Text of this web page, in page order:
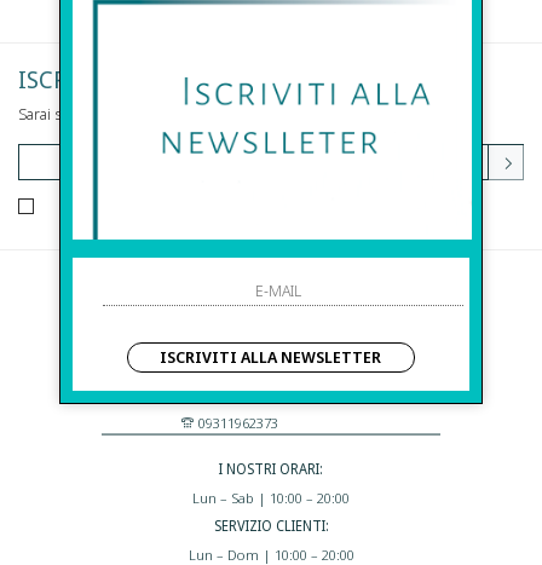
ISCRIVITI ALLA NEWSLETTER
Sarai sempre aggiornato su offerte e promozioni.
Before S.r.l.s.
Via Della Maestranza , 23
96100 Siracusa - Italia
Eshop@apiedinudinelparcoboutique.com
09311962373
I NOSTRI ORARI:
Lun – Sab | 10:00 – 20:00
SERVIZIO CLIENTI:
Lun – Dom | 10:00 – 20:00
ISCRIVITI ALLA NEWSLETTER